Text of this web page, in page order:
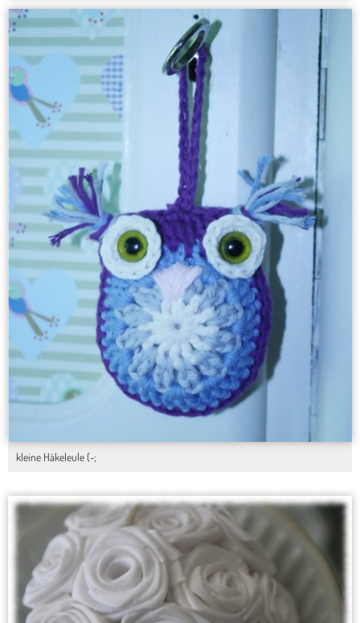
kleine Häkeleule (-;